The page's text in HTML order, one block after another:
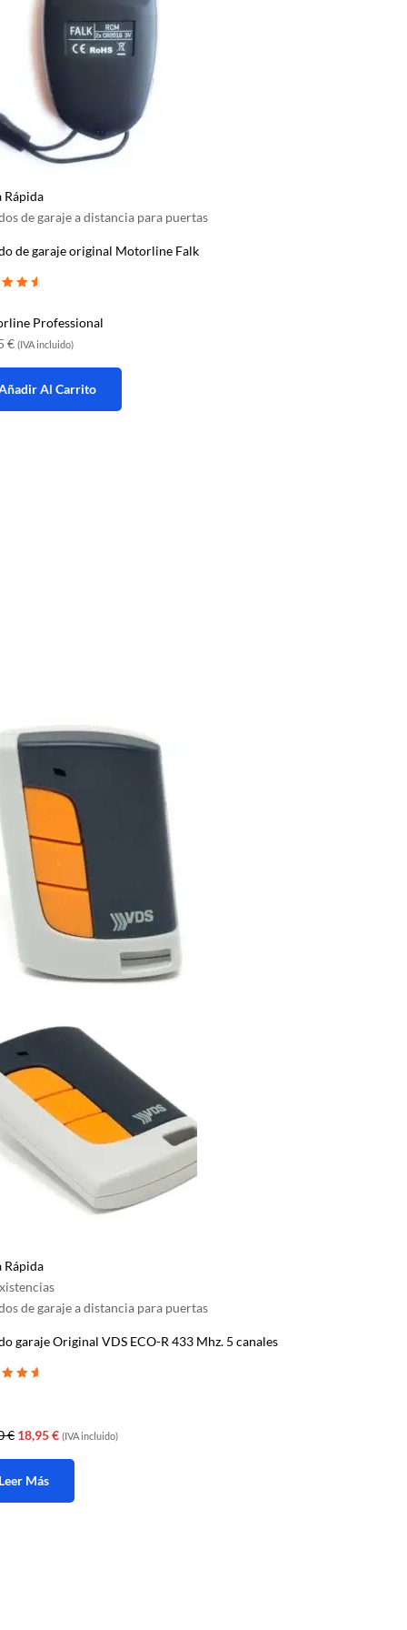
Rápida
de garaje a distancia para puertas
de garaje original Motorline Falk
Professional
€ (IVA incluido)
Al Carrito
Rápida
de garaje a distancia para puertas
garaje Original VDS ECO-R 433 Mhz. 5 canales
€ El
precio
original
era:
18,95€El
precio
es:
(IVA incluido)
Más